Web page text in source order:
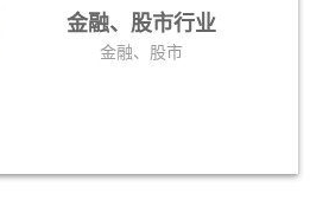
金融、股市行业
金融、股市